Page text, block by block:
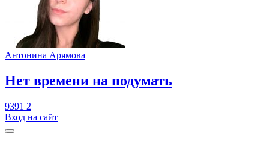
Антонина Арямова
​Нет времени на подумать
9391 2
Вход на сайт